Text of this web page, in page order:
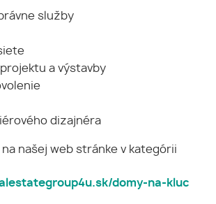
služby
a výstavby
dizajnéra
našej web stránke v kategórii
domy-na-kluc